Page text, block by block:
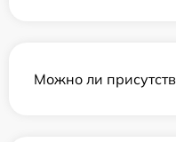
Можно ли